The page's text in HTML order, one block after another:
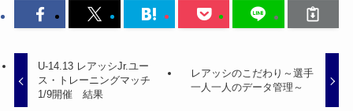
U-14.13 レアッシJr.ユー
ス・トレーニングマッチ
1/9開催 結果
レアッシのこだわり～選手
一人一人のデータ管理～